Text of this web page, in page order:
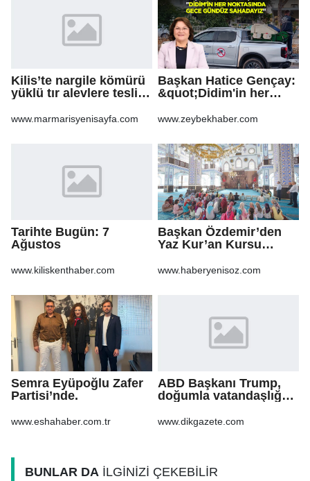
Kilis’te nargile kömürü
yüklü tır alevlere teslim
www.marmarisyenisayfa.com
Başkan Hatice Gençay:
&quot;Didim'in her
gündüz
www.zeybekhaber.com
Tarihte Bugün: 7
Ağustos
www.kiliskenthaber.com
Başkan Özdemir’den
Yaz Kur’an Kursu
www.haberyenisoz.com
Semra Eyüpoğlu Zafer
Partisi’nde.
www.eshahaber.com.tr
ABD Başkanı Trump,
doğumla vatandaşlığa
genişleten
www.dikgazete.com
BUNLAR DA İLGİNİZİ ÇEKEBİLİR